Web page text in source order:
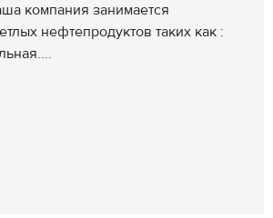
компания занимается
нефтепродуктов таких как :